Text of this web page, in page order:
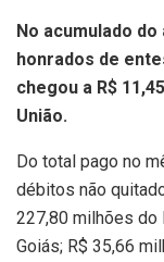
No acumulado
honrados de
chegou a R$
União.
Do total pago no
débitos não
227,80 milhões do
Goiás; R$ 35,66